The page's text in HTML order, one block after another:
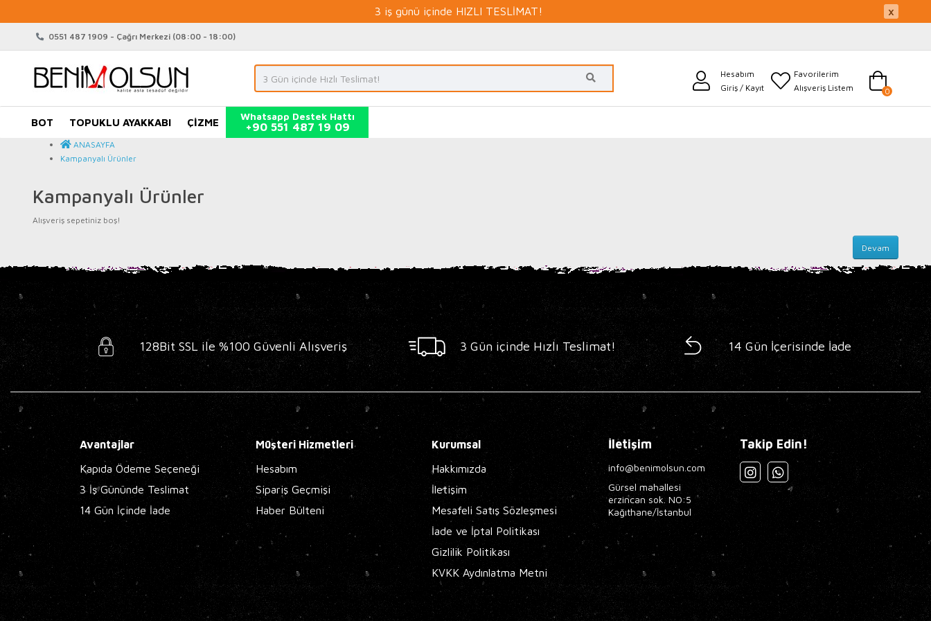
3 iş günü içinde HIZLI TESLİMAT! ×
0551 487 1909 - Çağrı Merkezi (08:00 - 18:00)
Hesabım
Giriş / Kayıt
Favorilerim
Alışveriş Listem
0
BOT TOPUKLU AYAKKABI ÇİZME
Whatsapp Destek Hattı
+90 551 487 19 09
ANASAYFA
Kampanyalı Ürünler
Kampanyalı Ürünler
Alışveriş sepetiniz boş!
Devam
128Bit SSL ile %100 Güvenli Alışveriş 3 Gün içinde Hızlı Teslimat! 14 Gün İçerisinde İade
Avantajlar
Kapıda Ödeme Seçeneği
3 İş Gününde Teslimat
14 Gün İçinde İade
Müşteri Hizmetleri
Hesabım
Sipariş Geçmişi
Haber Bülteni
Kurumsal
Hakkımızda
İletişim
Mesafeli Satış Sözleşmesi
İade ve İptal Politikası
Gizlilik Politikası
KVKK Aydınlatma Metni
İletişim
info@benimolsun.com
Gürsel mahallesi
erzincan sok. NO:5
Kağıthane/İstanbul
Takip Edin!